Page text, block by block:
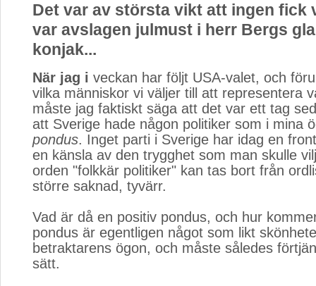
Det var av största vikt att ingen fick
var avslagen julmust i herr Bergs
konjak...
När jag i veckan har följt USA-valet, och
vilka människor vi väljer till att representera
måste jag faktiskt säga att det var ett tag
att Sverige hade någon politiker som i mina
pondus. Inget parti i Sverige har idag en
en känsla av den trygghet som man skulle
orden "folkkär politiker" kan tas bort från
större saknad, tyvärr.
Vad är då en positiv pondus, och hur
pondus är egentligen något som likt
betraktarens ögon, och måste således
sätt.